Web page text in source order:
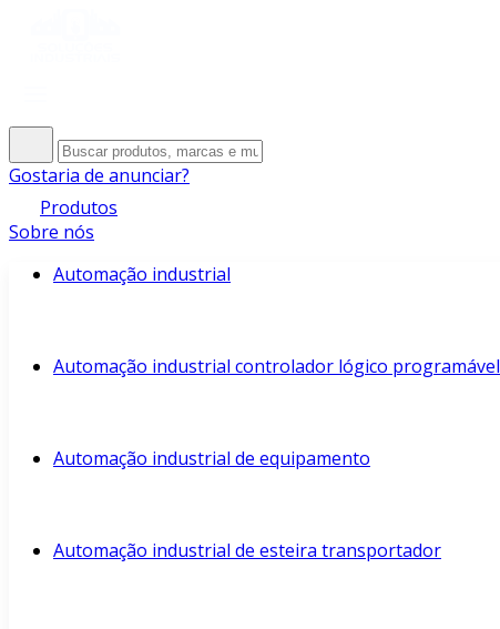
Gostaria de anunciar?
Produtos
Sobre nós
Automação industrial
Automação industrial controlador lógico programável
Automação industrial de equipamento
Automação industrial de esteira transportador